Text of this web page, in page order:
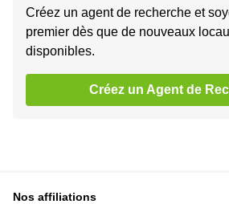
Créez un agent de recherche et
premier dès que de nouveaux
disponibles.
Créez un Agent de
Nos affiliations